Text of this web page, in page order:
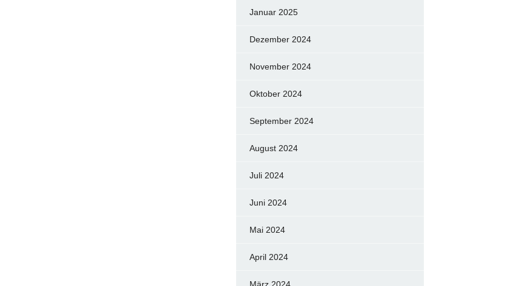
Januar 2025
Dezember 2024
November 2024
Oktober 2024
September 2024
August 2024
Juli 2024
Juni 2024
Mai 2024
April 2024
März 2024